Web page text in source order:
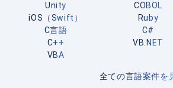
Unity
COBOL
iOS（Swift）
Ruby
C言語
C#
C++
VB.NET
VBA
全ての言語案件を